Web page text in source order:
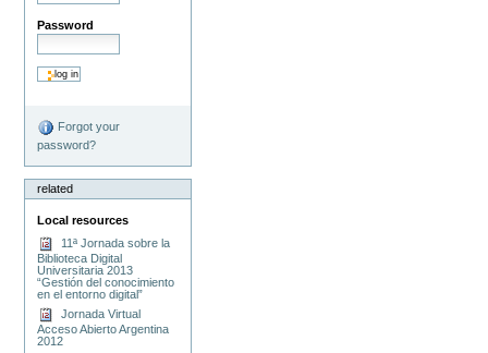
Password
Forgot your
password?
related
Local resources
11ª Jornada sobre la
Biblioteca Digital
Universitaria 2013
“Gestión del conocimiento
en el entorno digital”
Jornada Virtual
Acceso Abierto Argentina
2012